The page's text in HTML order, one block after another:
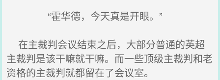
“霍华德，今天真是开眼。”
在主裁判会议结束之后，大部分普通的英超
主裁判是该干嘛就干嘛。而一些顶级主裁判和老
资格的主裁判就都留在了会议室。